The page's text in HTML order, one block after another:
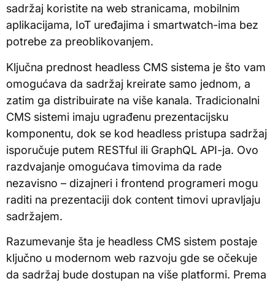
sadržaj koristite na web stranicama, mobilnim
aplikacijama, IoT uređajima i smartwatch-ima bez
potrebe za preoblikovanjem.
Ključna prednost headless CMS sistema je što vam
omogućava da sadržaj kreirate samo jednom, a
zatim ga distribuirate na više kanala. Tradicionalni
CMS sistemi imaju ugrađenu prezentacijsku
komponentu, dok se kod headless pristupa sadržaj
isporučuje putem RESTful ili GraphQL API-ja. Ovo
razdvajanje omogućava timovima da rade
nezavisno – dizajneri i frontend programeri mogu
raditi na prezentaciji dok content timovi upravljaju
sadržajem.
Razumevanje šta je headless CMS sistem postaje
ključno u modernom web razvoju gde se očekuje
da sadržaj bude dostupan na više platformi. Prema